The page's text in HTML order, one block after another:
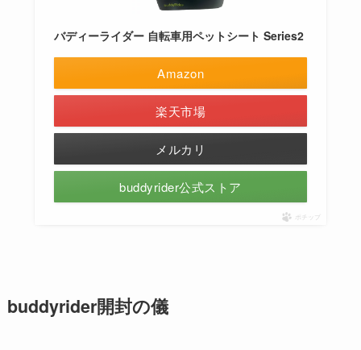
バディーライダー 自転車用ペットシート Series2
Amazon
楽天市場
メルカリ
buddyrider公式ストア
ポチップ
buddyrider開封の儀